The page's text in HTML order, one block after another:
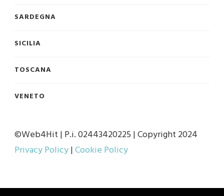
SARDEGNA
SICILIA
TOSCANA
VENETO
©Web4Hit | P.i. 02443420225 | Copyright 2024
Privacy Policy|Cookie Policy